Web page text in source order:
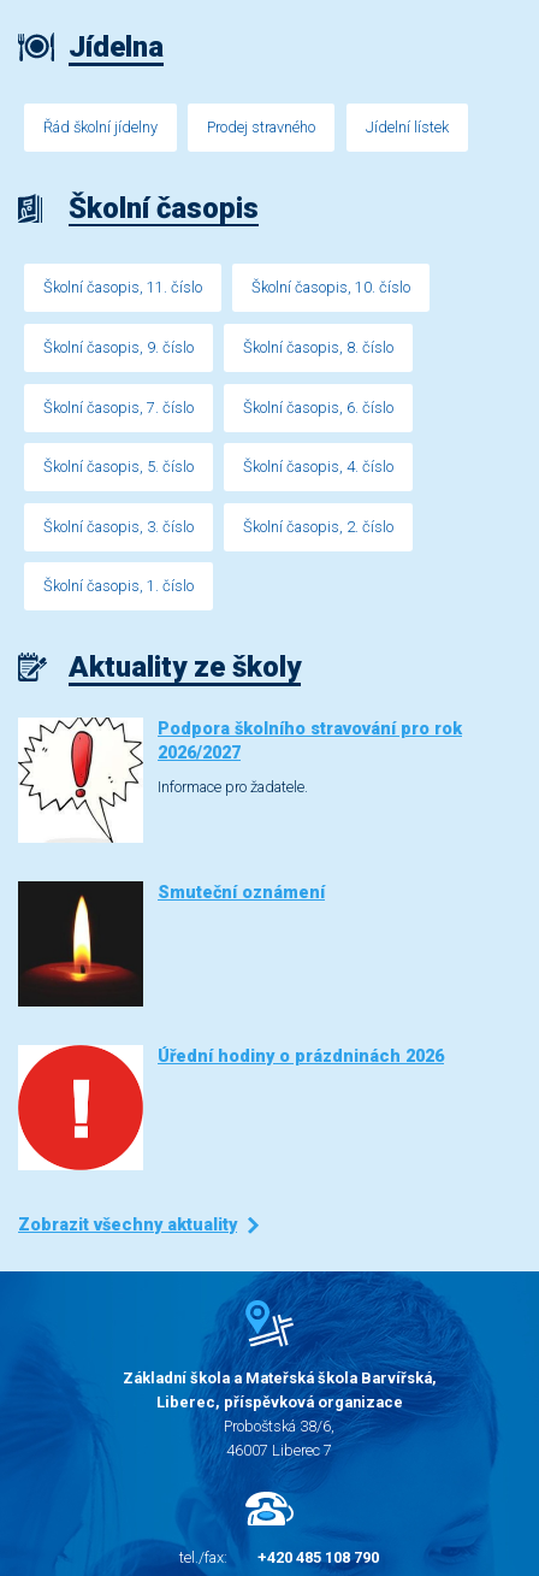
Jídelna
Řád školní jídelny Prodej stravného Jídelní lístek
Školní časopis
Školní časopis, 11. číslo Školní časopis, 10. číslo
Školní časopis, 9. číslo Školní časopis, 8. číslo
Školní časopis, 7. číslo Školní časopis, 6. číslo
Školní časopis, 5. číslo Školní časopis, 4. číslo
Školní časopis, 3. číslo Školní časopis, 2. číslo
Školní časopis, 1. číslo
Aktuality ze školy
Podpora školního stravování pro rok
2026/2027
Informace pro žadatele.
Smuteční oznámení
Úřední hodiny o prázdninách 2026
Zobrazit všechny aktuality
Základní škola a Mateřská škola Barvířská,
Liberec, příspěvková organizace
Proboštská 38/6,
46007 Liberec 7
tel./fax:
+420 485 108 790